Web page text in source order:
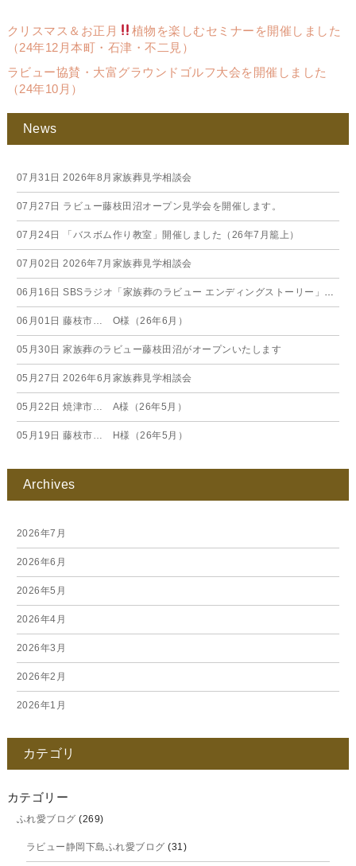
クリスマス＆お正月
植物を楽しむセミナーを開催しました
（24年12月本町・石津・不二見）
ラビュー協賛・大富グラウンドゴルフ大会を開催しました
（24年10月）
News
07月31日 2026年8月家族葬見学相談会
07月27日 ラビュー藤枝田沼オープン見学会を開催します。
07月24日 「バスボム作り教室」開催しました（26年7月籠上）
07月02日 2026年7月家族葬見学相談会
06月16日 SBSラジオ「家族葬のラビュー エンディングストーリー」に弊社スタッフが出演いたしました（26年6月）
06月01日 藤枝市… O様（26年6月）
05月30日 家族葬のラビュー藤枝田沼がオープンいたします
05月27日 2026年6月家族葬見学相談会
05月22日 焼津市… A様（26年5月）
05月19日 藤枝市… H様（26年5月）
Archives
2026年7月
2026年6月
2026年5月
2026年4月
2026年3月
2026年2月
2026年1月
2025年11月
2025年10月
2025年9月
2025年8月
カテゴリ
カテゴリー
ふれ愛ブログ (269)
ラビュー静岡下島ふれ愛ブログ (31)